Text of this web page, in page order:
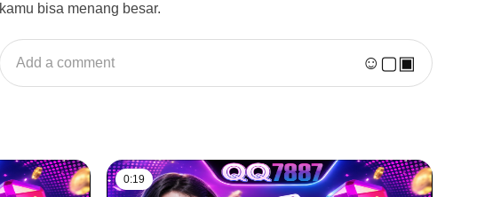
kamu bisa menang besar.
Add a comment ☺ ▢▣
0:19